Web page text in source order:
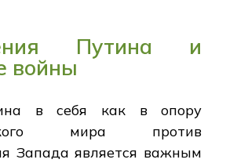
Путина и
войны
в себя как в опору
мира против
Запада является важным